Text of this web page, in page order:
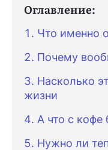
Оглавление:
Что именно
Почему
Насколько
жизни
А что с кофе
Нужно ли